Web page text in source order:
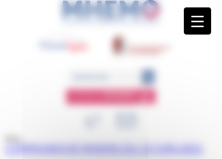
ESPACEMEMBRE
COMMUNIQUÉ MHEMO DU 15 JUIN 2021
Panneau de gestion des cookies